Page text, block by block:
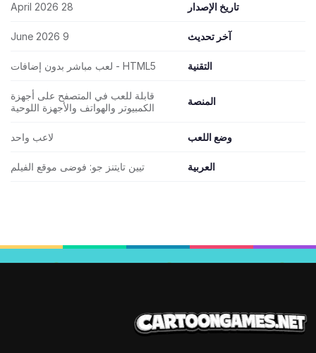
تاريخ الإصدار 28 April 2026
آخر تحديث 9 June 2026
التقنية HTML5 - لعب مباشر بدون إضافات
المنصة
قابلة للعب في المتصفح على أجهزة
الكمبيوتر والهواتف والأجهزة اللوحية
وضع اللعب لاعب واحد
العربية تيين تايتنز جو: فوضى موقع الفيلم